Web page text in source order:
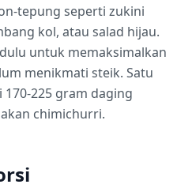
tepung seperti zukini
kol, atau salad hijau.
untuk memaksimalkan
menikmati steik. Satu
225 gram daging
chimichurri.